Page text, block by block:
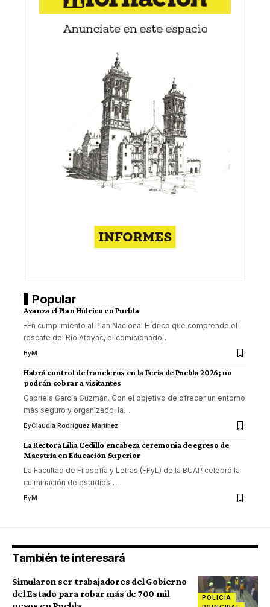
Popular
Avanza el Plan Hídrico en Puebla
-En cumplimiento al Plan Nacional Hídrico que comprende el
rescate del Río Atoyac, el comisionado…
ByM
Habrá control de franeleros en la Feria de Puebla 2026; no
podrán cobrar a visitantes
Gabriela García Guzmán. Con el objetivo de ofrecer un entorno
más seguro y organizado, la…
ByClaudia Rodríguez Martínez
La Rectora Lilia Cedillo encabeza ceremonia de egreso de
Maestría en Educación Superior
La Facultad de Filosofía y Letras (FFyL) de la BUAP celebró la
culminación de estudios…
ByM
También te interesará
POLICÍA
Simularon ser trabajadores del Gobierno
del Estado para robar más de 700 mil